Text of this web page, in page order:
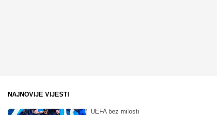
NAJNOVIJE VIJESTI
UEFA bez milosti